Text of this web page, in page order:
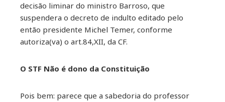
decisão liminar do ministro Barroso, que
suspendera o decreto de indulto editado pelo
então presidente Michel Temer, conforme
autoriza(va) o art.84,XII, da CF.
O STF Não é dono da Constituição
Pois bem: parece que a sabedoria do professor